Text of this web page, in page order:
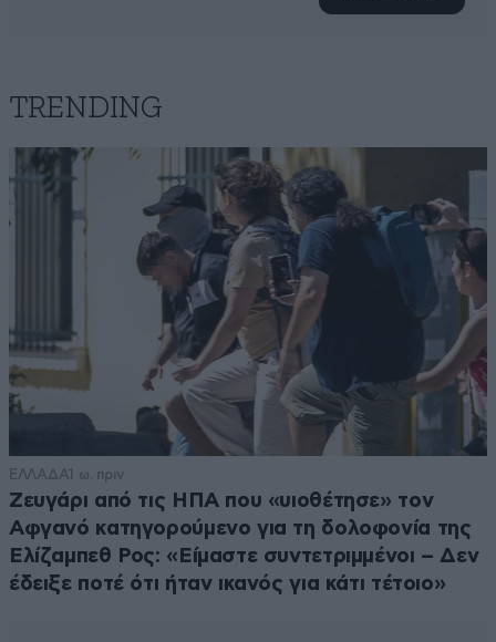
TRENDING
ΕΛΛΑΔΑ1 ω. πριν
Ζευγάρι από τις ΗΠΑ που «υιοθέτησε» τον
Αφγανό κατηγορούμενο για τη δολοφονία της
Ελίζαμπεθ Ρος: «Είμαστε συντετριμμένοι – Δεν
έδειξε ποτέ ότι ήταν ικανός για κάτι τέτοιο»